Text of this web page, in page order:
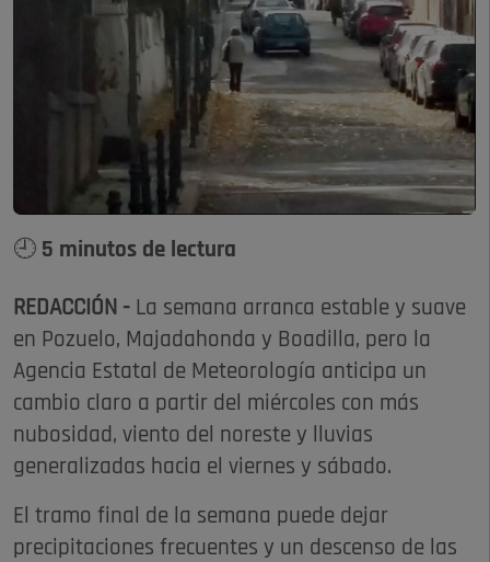
🕘 5 minutos de lectura
REDACCIÓN - La semana arranca estable y suave
en Pozuelo, Majadahonda y Boadilla, pero la
Agencia Estatal de Meteorología anticipa un
cambio claro a partir del miércoles con más
nubosidad, viento del noreste y lluvias
generalizadas hacia el viernes y sábado.
El tramo final de la semana puede dejar
precipitaciones frecuentes y un descenso de las